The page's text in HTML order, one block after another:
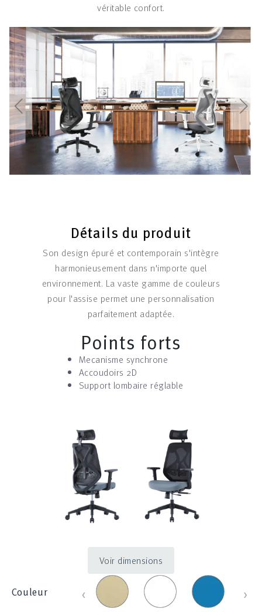
véritable confort.
Détails du produit
Son design épuré et contemporain s'intègre
harmonieusement dans n'importe quel
environnement. La vaste gamme de couleurs
pour l'assise permet une personnalisation
parfaitement adaptée.
Points forts
Mecanisme synchrone
Accoudoirs 2D
Support lombaire réglable
Voir dimensions
Couleur
Beige
_
830
Blanc_100EBleu
_
1214
‹ ›